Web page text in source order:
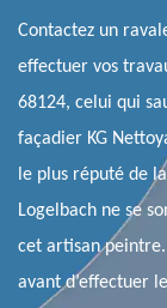
Contactez un
effectuer vos
68124, celui qui
façadier KG
le plus réputé de
Logelbach ne se
cet artisan peintre.
avant d’effectuer